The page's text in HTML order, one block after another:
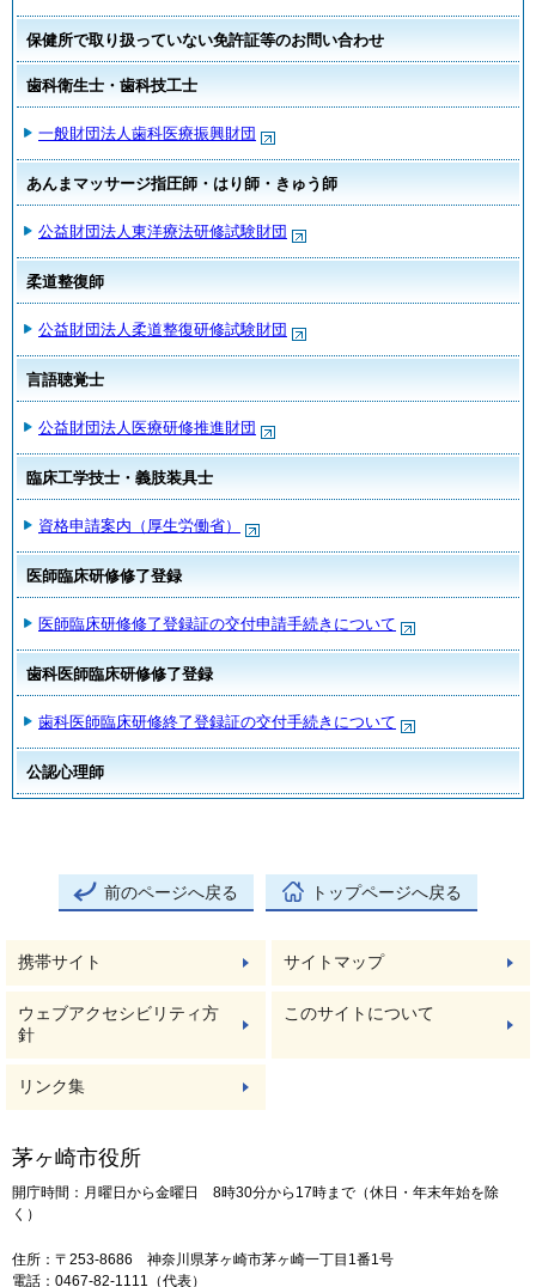
保健所で取り扱っていない免許証等のお問い合わせ
歯科衛生士・歯科技工士
一般財団法人歯科医療振興財団
あんまマッサージ指圧師・はり師・きゅう師
公益財団法人東洋療法研修試験財団
柔道整復師
公益財団法人柔道整復研修試験財団
言語聴覚士
公益財団法人医療研修推進財団
臨床工学技士・義肢装具士
資格申請案内（厚生労働省）
医師臨床研修修了登録
医師臨床研修修了登録証の交付申請手続きについて
歯科医師臨床研修修了登録
歯科医師臨床研修終了登録証の交付手続きについて
公認心理師
前のページへ戻る トップページへ戻る
携帯サイト サイトマップ
ウェブアクセシビリティ方
針
このサイトについて
リンク集
茅ヶ崎市役所
開庁時間：月曜日から金曜日 8時30分から17時まで（休日・年末年始を除
く）
住所：〒253-8686 神奈川県茅ヶ崎市茅ヶ崎一丁目1番1号
電話：0467-82-1111（代表）